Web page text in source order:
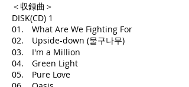
＜収録曲＞
DISK(CD) 1
01. What Are We Fighting For
02. Upside-down (물구나무)
03. I'm a Million
04. Green Light
05. Pure Love